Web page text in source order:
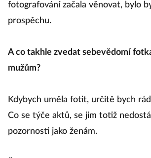
fotografování začala věnovat, bylo
prospěchu.
A co takhle zvedat sebevědomí
mužům?
Kdybych uměla fotit, určitě bych
Co se týče aktů, se jim totiž
pozornosti jako ženám.